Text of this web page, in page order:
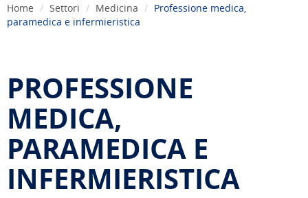
Home Settori Medicina
Professione medica,
paramedica e infermieristica
PROFESSIONE
MEDICA,
PARAMEDICA E
INFERMIERISTICA